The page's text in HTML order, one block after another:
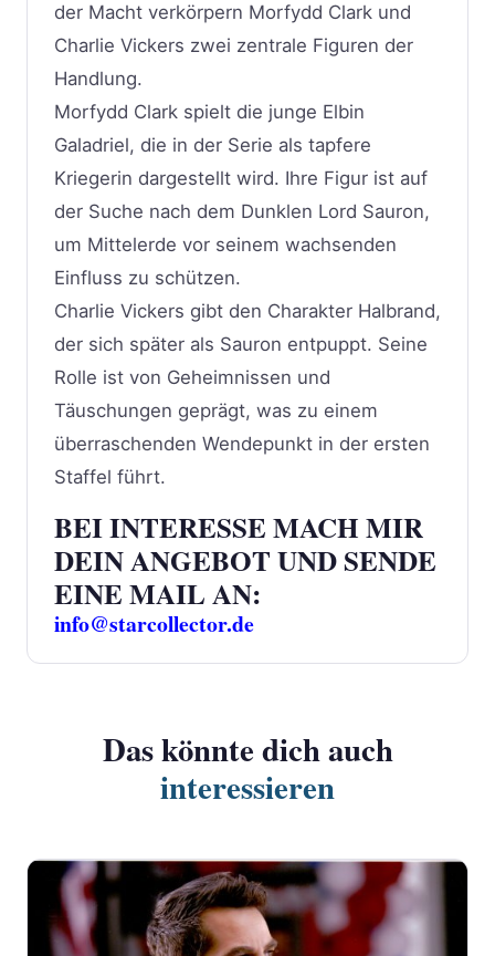
der Macht verkörpern Morfydd Clark und
Charlie Vickers zwei zentrale Figuren der
Handlung.​
Morfydd Clark spielt die junge Elbin
Galadriel, die in der Serie als tapfere
Kriegerin dargestellt wird. Ihre Figur ist auf
der Suche nach dem Dunklen Lord Sauron,
um Mittelerde vor seinem wachsenden
Einfluss zu schützen. ​
Charlie Vickers gibt den Charakter Halbrand,
der sich später als Sauron entpuppt. Seine
Rolle ist von Geheimnissen und
Täuschungen geprägt, was zu einem
überraschenden Wendepunkt in der ersten
Staffel führt.
BEI INTERESSE MACH MIR
DEIN ANGEBOT UND SENDE
EINE MAIL AN:
info@starcollector.de
Das könnte dich auch
interessieren